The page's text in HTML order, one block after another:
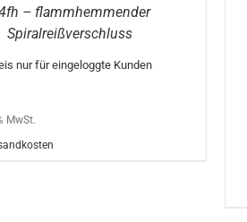
– flammhemmender
Spiralreißverschluss
nur für eingeloggte Kunden
MwSt.